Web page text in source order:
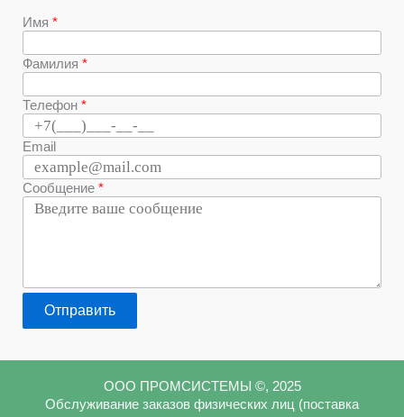
Имя
Фамилия
Телефон
Email
Сообщение
Отправить
ООО ПРОМСИСТЕМЫ ©, 2025
Обслуживание заказов физических лиц (поставка